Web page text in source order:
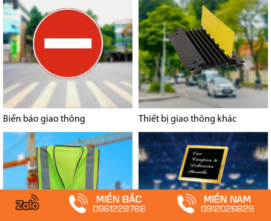
Biển báo giao thông Thiết bị giao thông khác